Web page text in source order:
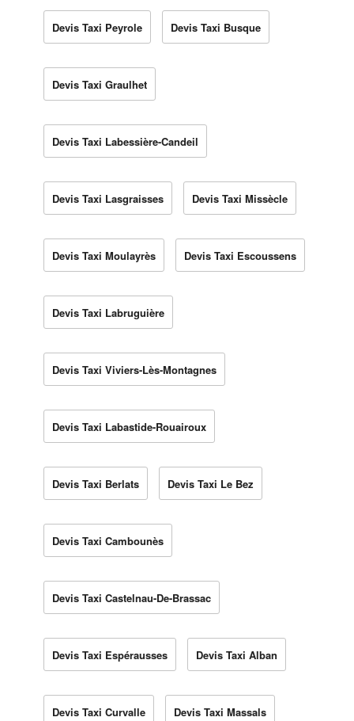
Devis Taxi Peyrole Devis Taxi Busque
Devis Taxi Graulhet
Devis Taxi Labessière-Candeil
Devis Taxi Lasgraisses Devis Taxi Missècle
Devis Taxi Moulayrès Devis Taxi Escoussens
Devis Taxi Labruguière
Devis Taxi Viviers-Lès-Montagnes
Devis Taxi Labastide-Rouairoux
Devis Taxi Berlats Devis Taxi Le Bez
Devis Taxi Cambounès
Devis Taxi Castelnau-De-Brassac
Devis Taxi Espérausses Devis Taxi Alban
Devis Taxi Curvalle Devis Taxi Massals